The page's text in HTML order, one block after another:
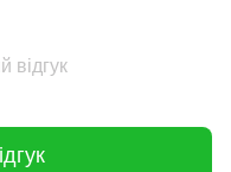
відгук